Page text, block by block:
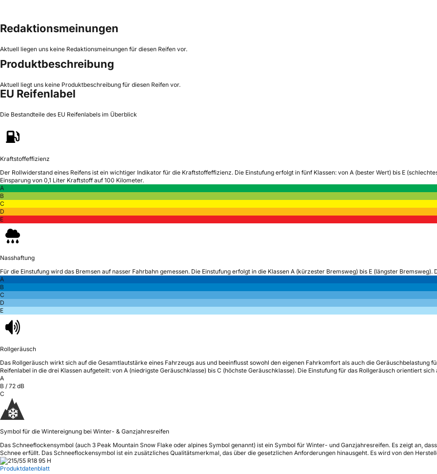
Redaktionsmeinungen
Aktuell liegen uns keine Redaktionsmeinungen für diesen Reifen vor.
Produktbeschreibung
Aktuell liegt uns keine Produktbeschreibung für diesen Reifen vor.
EU Reifenlabel
Die Bestandteile des EU Reifenlabels im Überblick
Kraftstoffeffizienz
Der Rollwiderstand eines Reifens ist ein wichtiger Indikator für die Kraftstoffeffizienz. Die Einstufung erfolgt in fünf Klassen: von A (bester Wert) bis E
Einsparung von 0,1 Liter Kraftstoff auf 100 Kilometer.
A
B
C
D
E
Nasshaftung
Für die Einstufung wird das Bremsen auf nasser Fahrbahn gemessen. Die Einstufung erfolgt in die Klassen A (kürzester Bremsweg) bis E (längster
A
B
C
D
E
Rollgeräusch
Das Rollgeräusch wirkt sich auf die Gesamtlautstärke eines Fahrzeugs aus und beeinflusst sowohl den eigenen Fahrkomfort als auch die Geräuschbelastung
Reifenlabel in die drei Klassen aufgeteilt: von A (niedrigste Geräuschklasse) bis C (höchste Geräuschklasse). Die Einstufung für das Rollgeräusch orientiert sich
A
B / 72 dB
C
Symbol für die Wintereignung bei Winter- & Ganzjahresreifen
Das Schneeflockensymbol (auch 3 Peak Mountain Snow Flake oder alpines Symbol genannt) ist ein Symbol für Winter- und Ganzjahresreifen. Es zeigt an,
Schnee erfüllt. Das Schneeflockensymbol ist ein zusätzliches Qualitätsmerkmal, das über die gesetzlichen Anforderungen hinausgeht. Es wird von den
Produktdatenblatt